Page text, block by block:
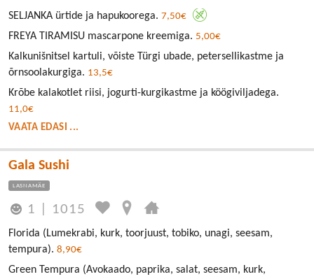
SELJANKA ürtide ja hapukoorega. 7,50€
FREYA TIRAMISU mascarpone kreemiga. 5,00€
Kalkunišnitsel kartuli, võiste Türgi ubade, petersellikastme ja
õrnsoolakurgiga. 13,5€
Krõbe kalakotlet riisi, jogurti-kurgikastme ja köögiviljadega.
11,0€
VAATA EDASI ...
Gala Sushi
LASNAMÄE
1 1015
Florida (Lumekrabi, kurk, toorjuust, tobiko, unagi, seesam,
tempura). 8,90€
Green Tempura (Avokaado, paprika, salat, seesam, kurk,